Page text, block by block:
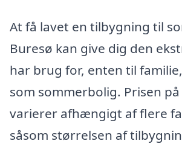
At få lavet en tilbygning til
Buresø kan give dig den
har brug for, enten til
som sommerbolig. Prisen
varierer afhængigt af flere
såsom størrelsen af